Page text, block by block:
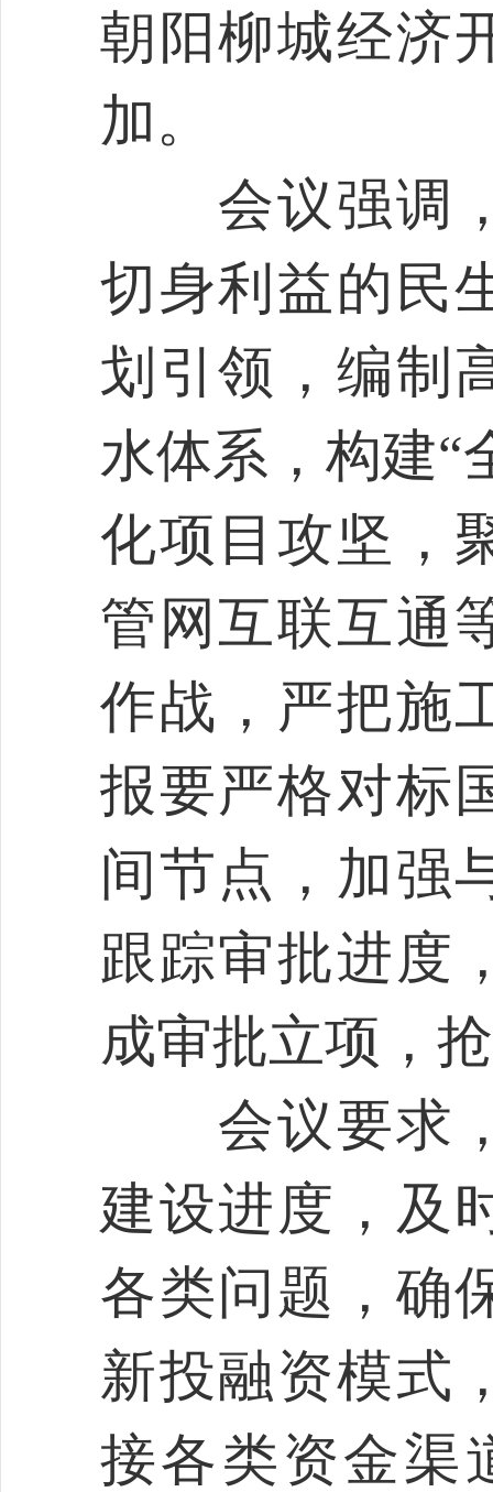
朝阳柳城经济
加。
会议强调，
切身利益的民
划引领，编制
水体系，构建“
化项目攻坚，
管网互联互通
作战，严把施
报要严格对标
间节点，加强
跟踪审批进度
成审批立项，
会议要求，
建设进度，及
各类问题，确
新投融资模式
接各类资金